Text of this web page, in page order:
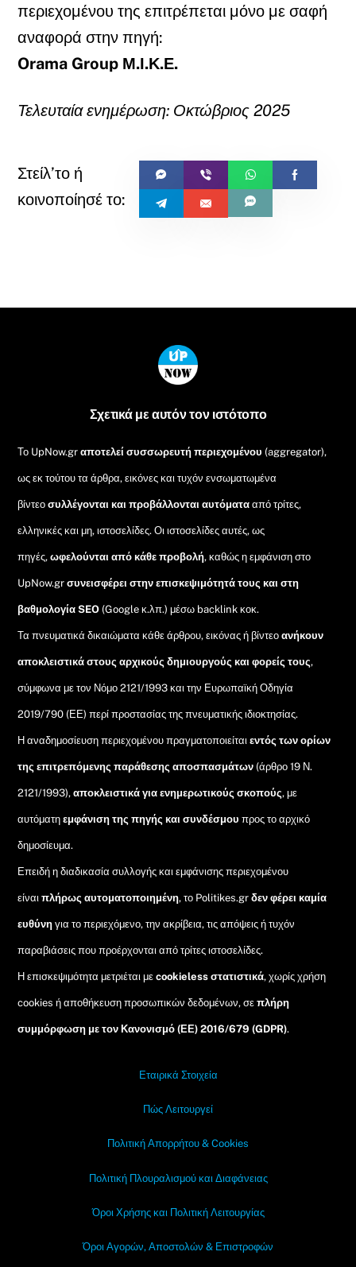
περιεχομένου της επιτρέπεται μόνο με σαφή
αναφορά στην πηγή:
Orama Group Μ.Ι.Κ.Ε.
Τελευταία ενημέρωση: Οκτώβριος 2025
Back
To
Σχετικά με αυτόν τον ιστότοπο
Το UpNow.grαποτελεί συσσωρευτή περιεχομένου (aggregator),
ως εκ τούτου τα άρθρα, εικόνες και τυχόν ενσωματωμένα
βίντεοσυλλέγονται και προβάλλονται αυτόματααπό τρίτες,
ελληνικές και μη, ιστοσελίδες. Οι ιστοσελίδες αυτές, ως
πηγές,ωφελούνται από κάθε προβολή, καθώς η εμφάνιση στο
UpNow.gr συνεισφέρει στην επισκεψιμότητά τους και στη
βαθμολογία SEO (Google κ.λπ.) μέσω backlink κοκ.
Τα πνευματικά δικαιώματα κάθε άρθρου, εικόνας ή βίντεοανήκουν
αποκλειστικά στους αρχικούς δημιουργούς και φορείς τους,
σύμφωνα με τον Νόμο 2121/1993 και την Ευρωπαϊκή Οδηγία
2019/790 (ΕΕ) περί προστασίας της πνευματικής ιδιοκτησίας.
Η αναδημοσίευση περιεχομένου πραγματοποιείταιεντός των ορίων
της επιτρεπόμενης παράθεσης αποσπασμάτων (άρθρο 19 Ν.
2121/1993), αποκλειστικά για ενημερωτικούς σκοπούς, με
αυτόματηεμφάνιση της πηγής και συνδέσμου προς το αρχικό
δημοσίευμα.
Επειδή η διαδικασία συλλογής και εμφάνισης περιεχομένου
είναιπλήρως αυτοματοποιημένη, το Politikes.grδεν φέρει καμία
ευθύνη για το περιεχόμενο, την ακρίβεια, τις απόψεις ή τυχόν
παραβιάσεις που προέρχονται από τρίτες ιστοσελίδες.
Η επισκεψιμότητα μετριέται μεcookieless στατιστικά, χωρίς χρήση
cookies ή αποθήκευση προσωπικών δεδομένων, σεπλήρη
συμμόρφωση με τον Κανονισμό (ΕΕ) 2016/679 (GDPR).
Εταιρικά Στοιχεία
Πώς Λειτουργεί
Πολιτική Απορρήτου & Cookies
Πολιτική Πλουραλισμού και Διαφάνειας
Όροι Χρήσης και Πολιτική Λειτουργίας
Όροι Αγορών, Αποστολών & Επιστροφών